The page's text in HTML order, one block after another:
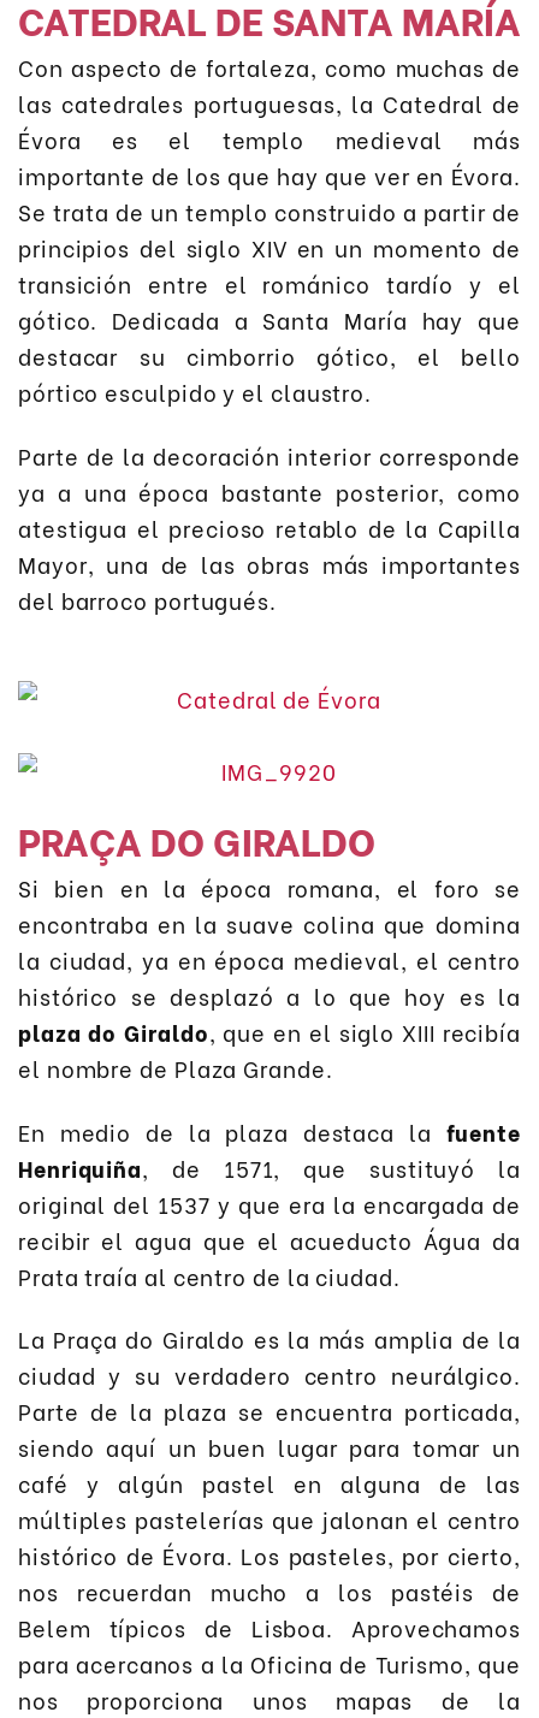
CATEDRAL DE SANTA MARÍA
Con aspecto de fortaleza, como muchas de
las catedrales portuguesas, la Catedral de
Évora es el templo medieval más
importante de los que hay que ver en Évora.
Se trata de un templo construido a partir de
principios del siglo XIV en un momento de
transición entre el románico tardío y el
gótico. Dedicada a Santa María hay que
destacar su cimborrio gótico, el bello
pórtico esculpido y el claustro.
Parte de la decoración interior corresponde
ya a una época bastante posterior, como
atestigua el precioso retablo de la Capilla
Mayor, una de las obras más importantes
del barroco portugués.
PRAÇA DO GIRALDO
Si bien en la época romana, el foro se
encontraba en la suave colina que domina
la ciudad, ya en época medieval, el centro
histórico se desplazó a lo que hoy es la
plaza do Giraldo, que en el siglo XIII recibía
el nombre de Plaza Grande.
En medio de la plaza destaca la fuente
Henriquiña, de 1571, que sustituyó la
original del 1537 y que era la encargada de
recibir el agua que el acueducto Água da
Prata traía al centro de la ciudad.
La Praça do Giraldo es la más amplia de la
ciudad y su verdadero centro neurálgico.
Parte de la plaza se encuentra porticada,
siendo aquí un buen lugar para tomar un
café y algún pastel en alguna de las
múltiples pastelerías que jalonan el centro
histórico de Évora. Los pasteles, por cierto,
nos recuerdan mucho a los pastéis de
Belem típicos de Lisboa. Aprovechamos
para acercanos a la Oficina de Turismo, que
nos proporciona unos mapas de la